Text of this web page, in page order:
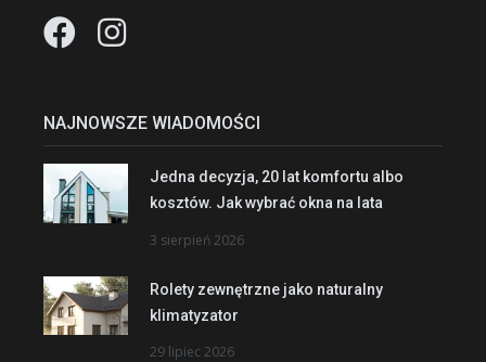
NAJNOWSZE WIADOMOŚCI
Jedna decyzja, 20 lat komfortu albo
kosztów. Jak wybrać okna na lata
3 sierpień 2026
Rolety zewnętrzne jako naturalny
klimatyzator
29 lipiec 2026